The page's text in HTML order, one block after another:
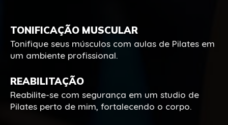
TONIFICAÇÃO MUSCULAR
Tonifique seus músculos com aulas de Pilates em
um ambiente profissional.
REABILITAÇÃO
Reabilite-se com segurança em um studio de
Pilates perto de mim, fortalecendo o corpo.